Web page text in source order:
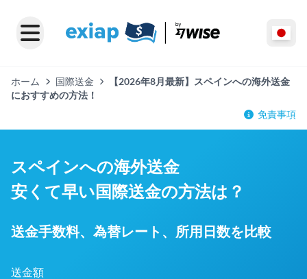
ホーム 国際送金
【2026年8月最新】スペインへの海外送金
におすすめの方法！
免責事項
スペインへの海外送金
安くて早い国際送金の方法は？
送金手数料、為替レート、所用日数を比較
送金額